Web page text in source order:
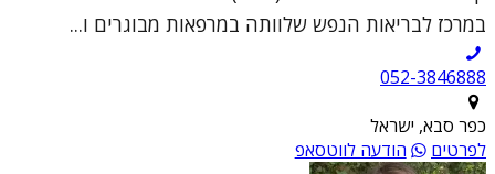
במרכז לבריאות הנפש שלוותה במרפאות מבוגרים ו...
052-3846888
כפר סבא, ישראל
לפרטים
הודעה לווטסאפ